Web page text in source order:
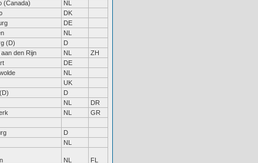
(Canada)
NL
DK
DE
NL
(D)
D
den Rijn NL
ZH
DE
NL
UK
D
NL
DR
NL
GR
D
NL
NL
FL